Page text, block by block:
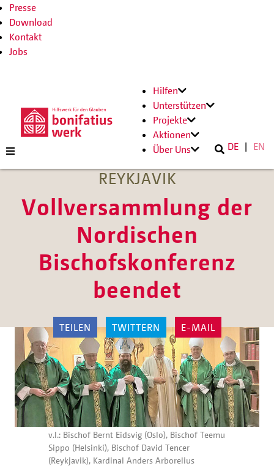
Presse
Download
Kontakt
Jobs
Hilfen
Unterstützen
Projekte
Aktionen
Über Uns
DE EN
REYKJAVIK
Vollversammlung der
Nordischen
Bischofskonferenz
beendet
TEILEN TWITTERN E-MAIL
v.l.: Bischof Bernt Eidsvig (Oslo), Bischof Teemu
Sippo (Helsinki), Bischof David Tencer
(Reykjavik), Kardinal Anders Arborelius